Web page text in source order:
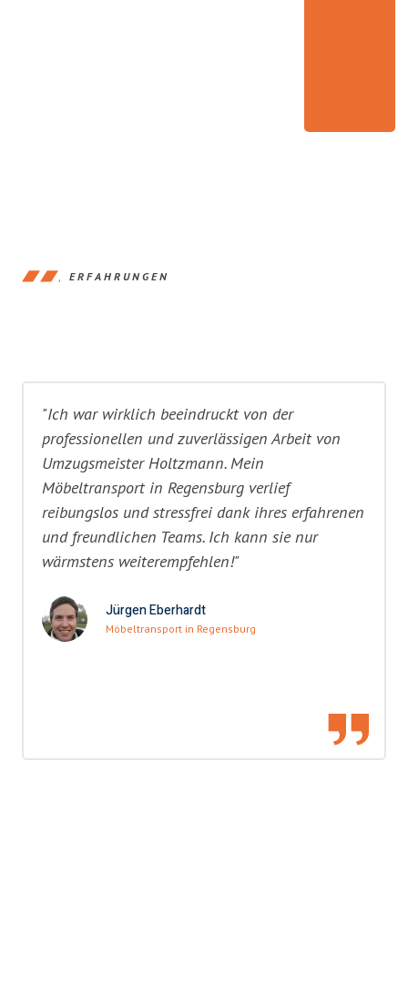
ERFAHRUNGEN
"Ich war wirklich beeindruckt von der
professionellen und zuverlässigen Arbeit von
Umzugsmeister Holtzmann. Mein
Möbeltransport in Regensburg verlief
reibungslos und stressfrei dank ihres erfahrenen
und freundlichen Teams. Ich kann sie nur
wärmstens weiterempfehlen!"
Jürgen Eberhardt
Möbeltransport in Regensburg